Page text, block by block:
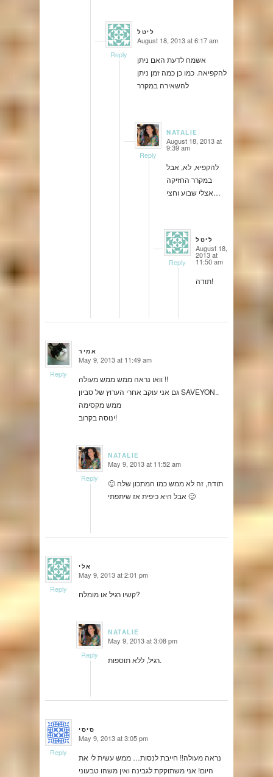
ליטל
says: August 18, 2013 at 6:17 am
אשמח לדעת האם ניתן
להקפיאה. כמו כן כמה זמן ניתן
להשאירה במקרר
Reply
NATALIE
says: August 18, 2013 at
9:39 am
להקפיא, לא, אבל
במקרר החזיקה
אצלי שבוע וחצי…
Reply
ליטל
says: August 18,
2013 at
11:50 am
תודה!
Reply
אמיר
says: May 9, 2013 at 11:49 am
וואו נראה ממש ממש מעולה !!
גם אני עוקב אחרי הערוץ של סביון SAVEYON..
ממש מקסימה
ינוסה בקרוב!
Reply
NATALIE
says: May 9, 2013 at 11:52 am
🙂 תודה, זה לא ממש כמו המתכון שלה
אבל היא כיפית אז שיתפתי 🙂
Reply
אלי
says: May 9, 2013 at 2:01 pm
קשיו רגיל או מומלח? Reply
NATALIE
says: May 9, 2013 at 3:08 pm
רגיל, ללא תוספות. Reply
סיסי
says: May 9, 2013 at 3:05 pm
נראה מעולה!! חייבת לנסות… ממש עשית לי את
היום! אני משתוקקת לגבינה ואין משהו טבעוני
Reply